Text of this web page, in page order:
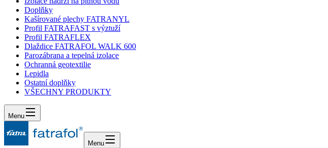
Doplňky
Kašírované plechy FATRANYL
Profil FATRAFAST s výztuží
Profil FATRAFLEX
Dlaždice FATRAFOL WALK 600
Parozábrana a tepelná izolace
Ochranná geotextilie
Lepidla
Ostatní doplňky
VŠECHNY PRODUKTY
Menu
Menu